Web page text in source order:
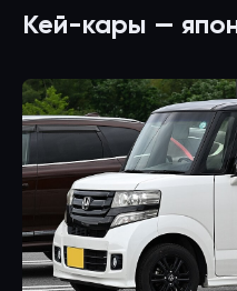
Кей-кары —